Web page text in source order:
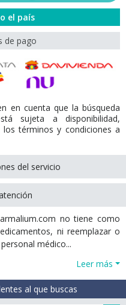
el país
de pago
en cuenta que la búsqueda
sujeta a disponibilidad,
términos y condiciones a
del servicio
no tiene como
ni reemplazar o
médico...
Leer más
al que buscas